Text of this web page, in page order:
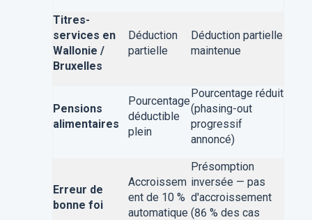
Titres-
services en
Wallonie /
Bruxelles
Déduction
partielle
Déduction partielle
maintenue
Pensions
alimentaires
Pourcentage
déductible
plein
Pourcentage réduit
(phasing-out
progressif
annoncé)
Erreur de
bonne foi
Accroissem
ent de 10 %
automatique
Présomption
inversée — pas
d'accroissement
(86 % des cas